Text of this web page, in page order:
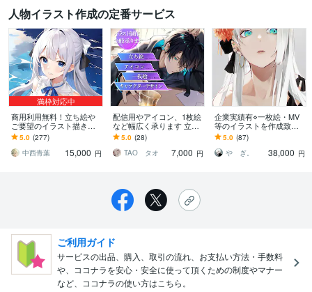
人物イラスト作成の定番サービス
満枠対応中
商用利用無料！立ち絵や
ご要望のイラスト描きま
す 表情差分・衣装差分等
あります！
5.0 (277)
中西青葉
15,000 円
配信用やアイコン、1枚絵
など幅広く承ります 立ち
絵、一枚絵、アイコン、
キャラデザなど、お任せ
ください！
5.0 (28)
TAO タオ
7,000 円
企業実績有⋄一枚絵・MV
等のイラストを作成致し
ます MV・Vtuberキャラデ
ザ・記念イラスト・TRPG
等
5.0 (87)
や ぎ。
38,000 円
ご利用ガイド
サービスの出品、購入、取引の流れ、お支払い方法・手数料
や、ココナラを安心・安全に使って頂くための制度やマナー
など、ココナラの使い方はこちら。